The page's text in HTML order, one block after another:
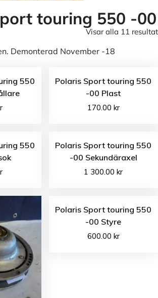
touring 550 -00
Visar alla 11 resultat
Demonterad November -18
550
Polaris Sport touring 550
-00 Plast
170.00 kr
550
Polaris Sport touring 550
-00 Sekundäraxel
1 300.00kr
Polaris Sport touring 550
-00 Styre
600.00 kr